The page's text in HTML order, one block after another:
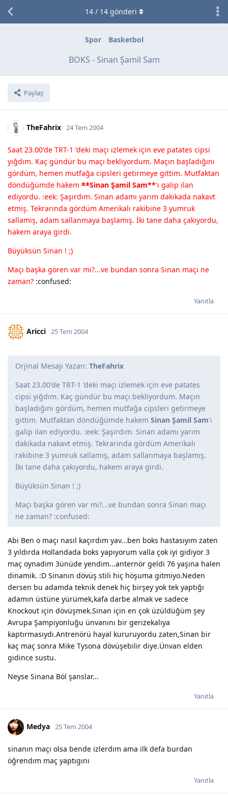
Spor Basketbol
BOKS - Sinan Şamil Sam
Paylaş
14/ 14gönderi
TheFahrix 24 Tem 2004
Saat 23.00'de TRT-1 'deki maçı izlemek için eve patates cipsi
yığdım. Kaç gündür bu maçı bekliyordum. Maçın başladığını
gördüm, hemen mutfağa cipsleri getirmeye gittim. Mutfaktan
döndüğümde hakem **Sinan Şamil Sam**'ı galip ilan
ediyordu. :eek: Şaşırdım. Sinan adamı yarım dakikada nakavt
etmiş. Tekrarında gördüm Amerikalı rakibine 3 yumruk
sallamış, adam sallanmaya başlamış. İki tane daha çakıyordu,
hakem araya girdi.
Büyüksün Sinan ! ;)
Maçı başka gören var mı?...ve bundan sonra Sinan maçı ne
zaman? :confused:
Yanıtla
Aricci 25 Tem 2004
Orjinal Mesajı Yazan: TheFahrix
Saat 23.00'de TRT-1 'deki maçı izlemek için eve patates
cipsi yığdım. Kaç gündür bu maçı bekliyordum. Maçın
başladığını gördüm, hemen mutfağa cipsleri getirmeye
gittim. Mutfaktan döndüğümde hakem Sinan Şamil Sam'ı
galip ilan ediyordu. :eek: Şaşırdım. Sinan adamı yarım
dakikada nakavt etmiş. Tekrarında gördüm Amerikalı
rakibine 3 yumruk sallamış, adam sallanmaya başlamış.
İki tane daha çakıyordu, hakem araya girdi.
Büyüksün Sinan ! ;)
Maçı başka gören var mı?...ve bundan sonra Sinan maçı
ne zaman? :confused:
Abi Ben o maçı nasıl kaçırdım yav...ben boks hastasıyım zaten
3 yıldırda Hollandada boks yapıyorum valla çok iyi gidiyor 3
maç oynadım 3ünüde yendim...anternör geldi 76 yaşına halen
dinamik. :D Sinanın dövüş stili hiç höşuma gitmiyo.Neden
dersen bu adamda teknik denek hiç birşey yok tek yaptığı
adamın üstüne yürümek,kafa darbe almak ve sadece
Knockout için dövüşmek.Sinan için en çok üzüldüğüm şey
Avrupa Şampiyonluğu ünvanını bir gerizekalıya
kaptırmasıydı.Antrenörü hayal kururuyordu zaten,Sinan bir
kaç maç sonra Mike Tysona dövüşebilir diye.Ünvan elden
gidince sustu.
Neyse Sinana Böl şanslar...
Yanıtla
Medya 25 Tem 2004
sinanın maçı olsa bende izlerdim ama ilk defa burdan
öğrendım maç yaptıgını
Yanıtla